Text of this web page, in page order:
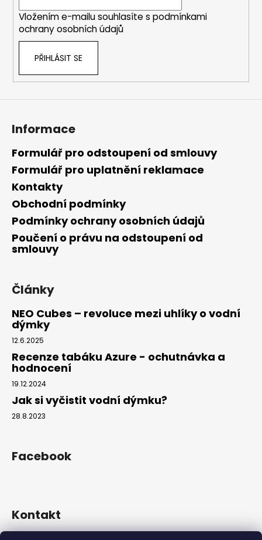
Vložením e-mailu souhlasíte s podmínkami
ochrany osobních údajů
PŘIHLÁSIT SE
Informace
Formulář pro odstoupení od smlouvy
Formulář pro uplatnění reklamace
Kontakty
Obchodní podmínky
Podmínky ochrany osobních údajů
Poučení o právu na odstoupení od
smlouvy
Články
NEO Cubes – revoluce mezi uhlíky o vodní
dýmky
12.6.2025
Recenze tabáku Azure - ochutnávka a
hodnocení
19.12.2024
Jak si vyčistit vodní dýmku?
28.8.2023
Facebook
Kontakt